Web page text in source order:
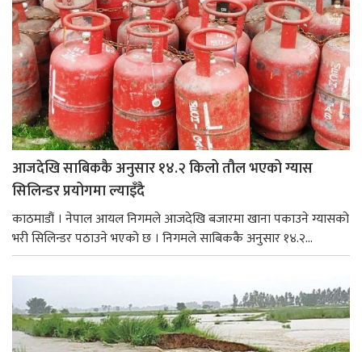
आजदेखि साबिककै अनुसार १४.२ किलो तौल भएको ग्यास
सिलिन्डर प्रयोगमा ल्याइँदै
काठमाडौं । नेपाल आयल निगमले आजदेखि बजारमा खाना पकाउने ग्यासको
भरी सिलिन्डर पठाउने भएको छ । निगमले साबिककै अनुसार १४.२...